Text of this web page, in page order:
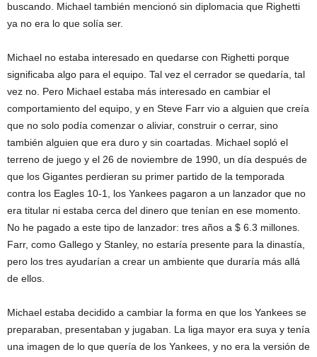
buscando. Michael también mencionó sin diplomacia que Righetti
ya no era lo que solía ser.
Michael no estaba interesado en quedarse con Righetti porque
significaba algo para el equipo. Tal vez el cerrador se quedaría, tal
vez no. Pero Michael estaba más interesado en cambiar el
comportamiento del equipo, y en Steve Farr vio a alguien que creía
que no solo podía comenzar o aliviar, construir o cerrar, sino
también alguien que era duro y sin coartadas. Michael sopló el
terreno de juego y el 26 de noviembre de 1990, un día después de
que los Gigantes perdieran su primer partido de la temporada
contra los Eagles 10-1, los Yankees pagaron a un lanzador que no
era titular ni estaba cerca del dinero que tenían en ese momento.
No he pagado a este tipo de lanzador: tres años a $ 6.3 millones.
Farr, como Gallego y Stanley, no estaría presente para la dinastía,
pero los tres ayudarían a crear un ambiente que duraría más allá
de ellos.
Michael estaba decidido a cambiar la forma en que los Yankees se
preparaban, presentaban y jugaban. La liga mayor era suya y tenía
una imagen de lo que quería de los Yankees, y no era la versión de